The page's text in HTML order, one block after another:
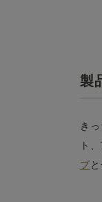
製
き
ト
プ